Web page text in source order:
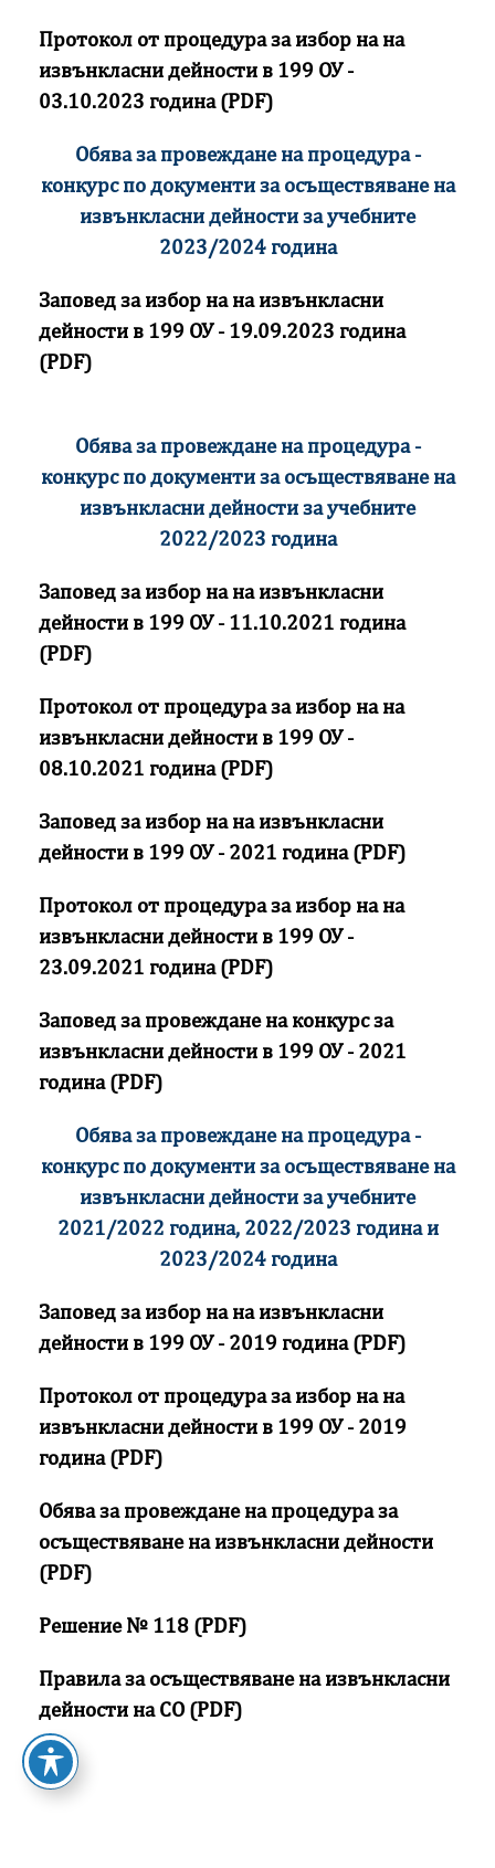
Протокол от процедура за избор на на
извънкласни дейности в 199 ОУ -
03.10.2023 година (PDF)
Обява за провеждане на процедура -
конкурс по документи за осъществяване на
извънкласни дейности за учебните
2023/2024 година
Заповед за избор на на извънкласни
дейности в 199 ОУ - 19.09.2023 година
(PDF)
Обява за провеждане на процедура -
конкурс по документи за осъществяване на
извънкласни дейности за учебните
2022/2023 година
Заповед за избор на на извънкласни
дейности в 199 ОУ - 11.10.2021 година
(PDF)
Протокол от процедура за избор на на
извънкласни дейности в 199 ОУ -
08.10.2021 година (PDF)
Заповед за избор на на извънкласни
дейности в 199 ОУ - 2021 година (PDF)
Протокол от процедура за избор на на
извънкласни дейности в 199 ОУ -
23.09.2021 година (PDF)
Заповед за провеждане на конкурс за
извънкласни дейности в 199 ОУ - 2021
година (PDF)
Обява за провеждане на процедура -
конкурс по документи за осъществяване на
извънкласни дейности за учебните
2021/2022 година, 2022/2023 година и
2023/2024 година
Заповед за избор на на извънкласни
дейности в 199 ОУ - 2019 година (PDF)
Протокол от процедура за избор на на
извънкласни дейности в 199 ОУ - 2019
година (PDF)
Обява за провеждане на процедура за
осъществяване на извънкласни дейности
(PDF)
Решение № 118 (PDF)
Правила за осъществяване на извънкласни
дейности на СО (PDF)